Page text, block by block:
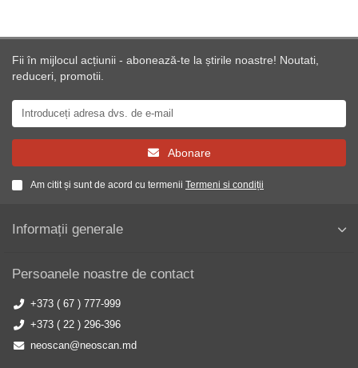
Fii în mijlocul acțiunii - abonează-te la știrile noastre! Noutati,
reduceri, promotii.
Abonare
Am citit și sunt de acord cu termenii Termeni si condiții
Informații generale
Persoanele noastre de contact
+373 ( 67 ) 777-999
+373 ( 22 ) 296-396
neoscan@neoscan.md